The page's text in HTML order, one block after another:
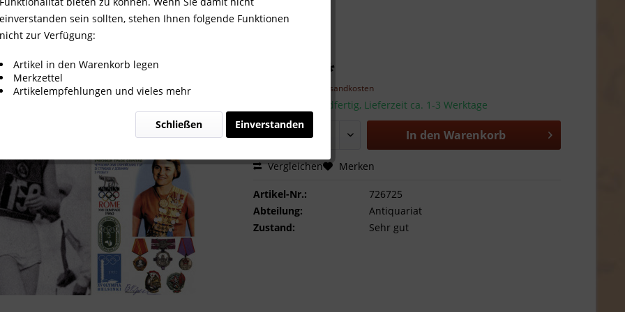
Vera Krepkina
50,00 € *
zzgl. Versandkosten
Sofort versandfertig, Lieferzeit ca. 1-3 Werktage
In den Warenkorb
Vergleichen Merken
Artikel-Nr.:
726725
Abteilung:
Antiquariat
Zustand:
Sehr gut
einverstanden sein sollten, stehen Ihnen folgende Funktionen
nicht zur Verfügung:
Artikel in den Warenkorb legen
Merkzettel
Artikelempfehlungen und vieles mehr
Einverstanden
Schließen